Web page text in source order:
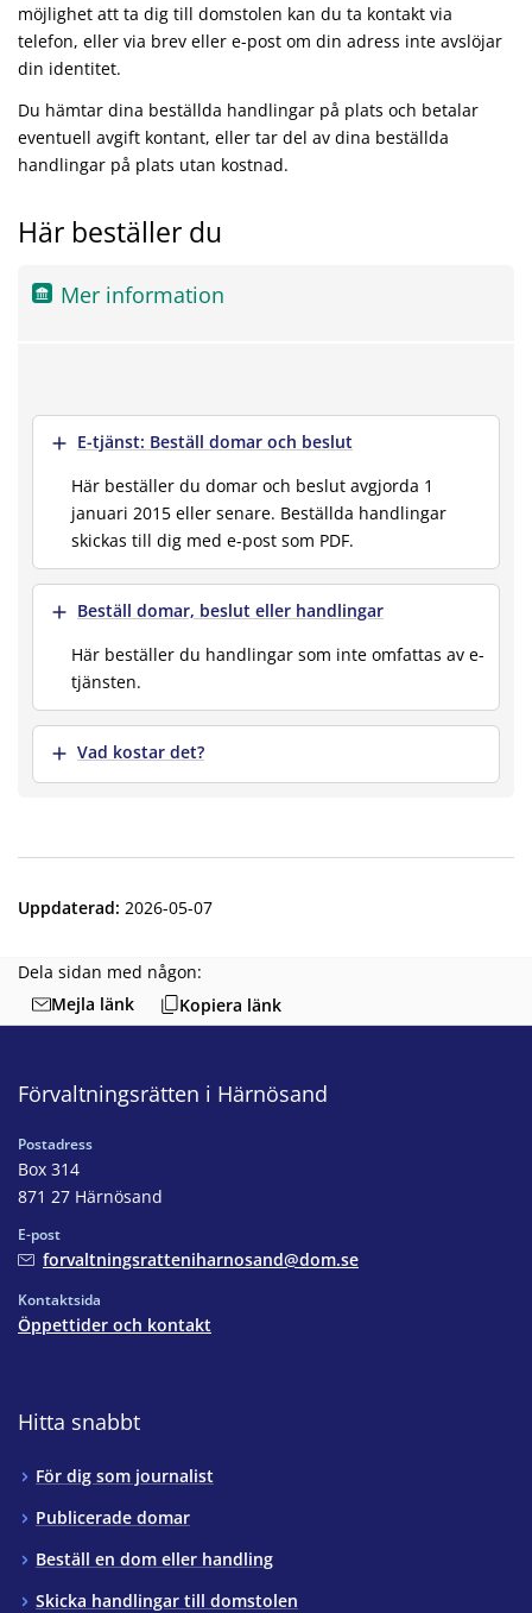
möjlighet att ta dig till domstolen kan du ta kontakt via
telefon, eller via brev eller e-post om din adress inte avslöjar
din identitet.
Du hämtar dina beställda handlingar på plats och betalar
eventuell avgift kontant, eller tar del av dina beställda
handlingar på plats utan kostnad.
Här beställer du
Mer information
Visa merE-tjänst: Beställ domar och beslut
Här beställer du domar och beslut avgjorda 1
januari 2015 eller senare. Beställda handlingar
skickas till dig med e-post som PDF.
Visa merBeställ domar, beslut eller handlingar
Här beställer du handlingar som inte omfattas av e-
tjänsten.
Visa merVad kostar det?
Uppdaterad: 2026-05-07
Dela sidan med någon:
Mejla länk
Kopiera länk
Förvaltningsrätten i Härnösand
Postadress
Box 314
871 27 Härnösand
E-post
forvaltningsratteniharnosand@dom.se
Kontaktsida
Öppettider och kontakt
Hitta snabbt
För dig som journalist
Publicerade domar
Beställ en dom eller handling
Skicka handlingar till domstolen